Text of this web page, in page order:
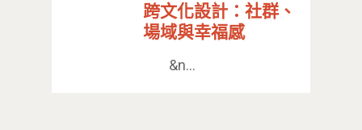
跨文化設計：社群、
場域與幸福感
&n…